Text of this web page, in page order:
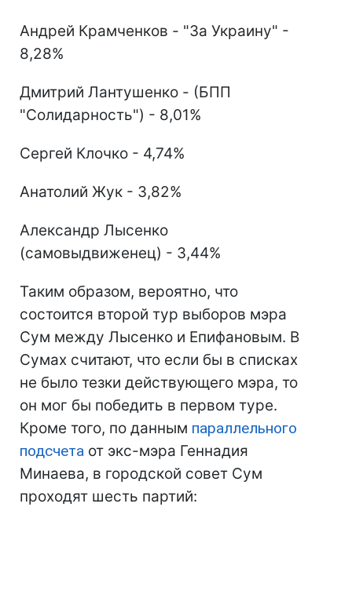
Андрей Крамченков - "За Украину" -
8,28%
Дмитрий Лантушенко - (БПП
"Солидарность") - 8,01%
Сергей Клочко - 4,74%
Анатолий Жук - 3,82%
Александр Лысенко
(самовыдвиженец) - 3,44%
Таким образом, вероятно, что
состоится второй тур выборов мэра
Сум между Лысенко и Епифановым. В
Сумах считают, что если бы в списках
не было тезки действующего мэра, то
он мог бы победить в первом туре.
Кроме того, по данным параллельного
подсчета от экс-мэра Геннадия
Минаева, в городской совет Сум
проходят шесть партий: